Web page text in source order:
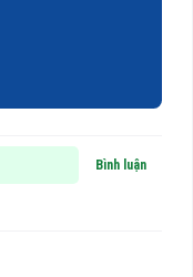
Bình luận